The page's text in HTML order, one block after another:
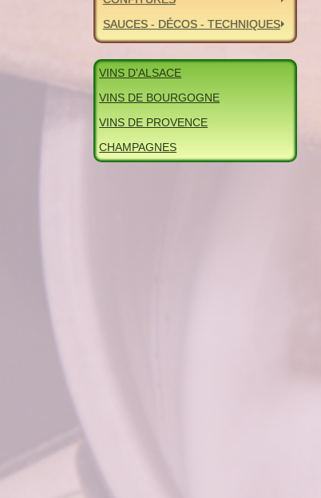
SAUCES - DÉCOS - TECHNIQUES
VINS D'ALSACE
VINS DE BOURGOGNE
VINS DE PROVENCE
CHAMPAGNES